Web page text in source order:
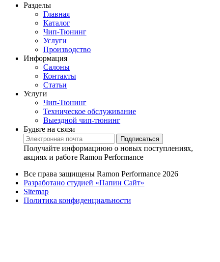
Разделы
Главная
Каталог
Чип-Тюнинг
Услуги
Производство
Информация
Салоны
Контакты
Статьи
Услуги
Чип-Тюнинг
Техническое обслуживание
Выездной чип-тюнинг
Будьте на связи
Подписаться
Получайте информациюю о новых поступлениях,
акциях и работе Ramon Performance
Все права защищены Ramon Performance 2026
Разработано студией «Папин Сайт»
Sitemap
Политика конфиденциальности